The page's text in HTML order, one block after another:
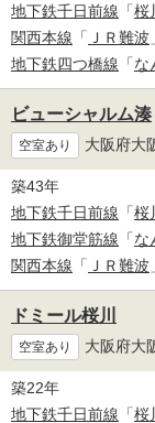
地下鉄千日前線 「桜
関西本線 「 ＪＲ難波
地下鉄四つ橋線 「な
ビューシャルム湊
空室あり 大阪府大
築43年
地下鉄千日前線 「桜
地下鉄御堂筋線 「な
関西本線 「 ＪＲ難波
ドミール桜川
空室あり 大阪府大
築22年
地下鉄千日前線 「桜